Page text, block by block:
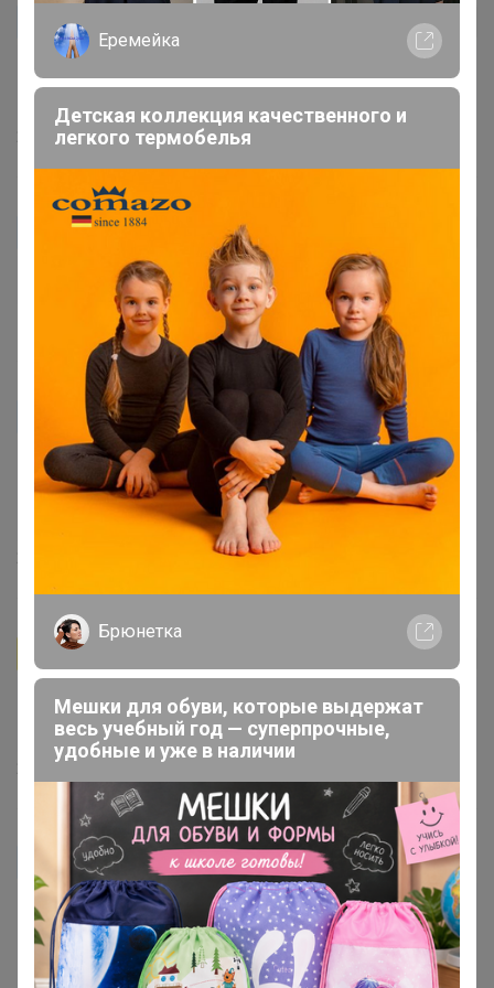
Nathaly Автор уже получил заказ!
Спасибо большое за подарок! Как попробую кофе,
напишу отзыв)
26 июня, 2023 10:03
оляска
Огромное спасибо за подарок!
1 июня, 2023 03:15
Galinkamalinka Автор уже получил заказ!
Кофе очень вкусный. Для меня как шоколад, но не
горький, больше сливочный. Буду брать ещё. Выбор
большой. Постоянно чередую👍
Бонифаций Автор уже получил заказ!
Самая большая акция на любимый кофе! Кофе по
акции из наличия не выдается!
22 мая, 2023 12:28
Ани НеЛорак
Получила этот кофе в подарок. Оценила,
действительно ореховый, особенно при остывании. Не
кислый, сильной горечи нет. Готовлю в кофемашине,
Еремейка
Детская коллекция качественного и
легкого термобелья
Брюнетка
Мешки для обуви, которые выдержат
весь учебный год — суперпрочные,
удобные и уже в наличии